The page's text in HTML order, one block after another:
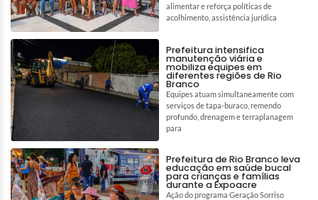
alimentar e reforça políticas de
acolhimento, assistência jurídica
Prefeitura intensifica
manutenção viária e
mobiliza equipes em
diferentes regiões de Rio
Branco
Equipes atuam simultaneamente com
serviços de tapa-buraco, remendo
profundo, drenagem e terraplanagem
para
Prefeitura de Rio Branco leva
educação em saúde bucal
para crianças e famílias
durante a Expoacre
Ação do programa Geração Sorriso